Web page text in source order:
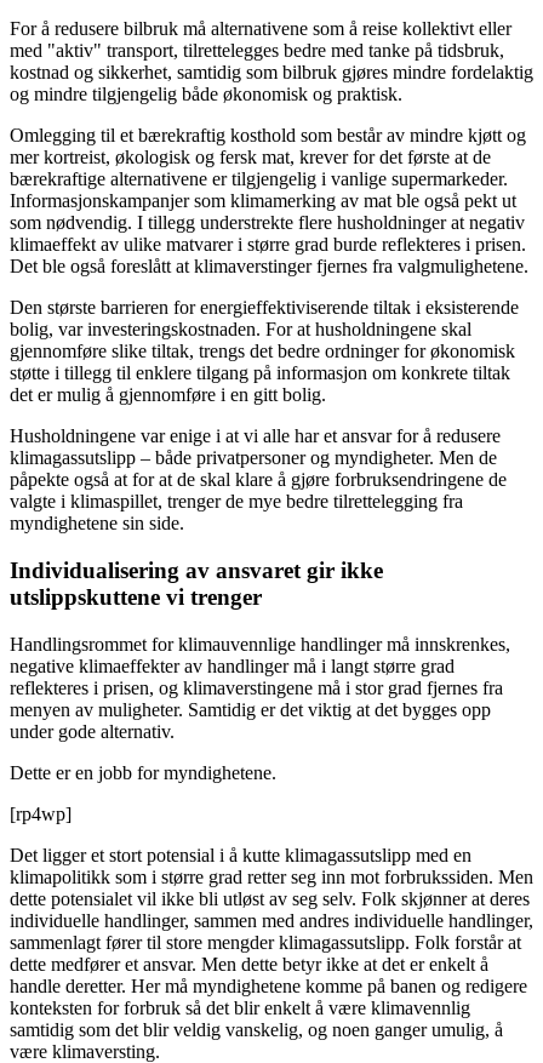
For å redusere bilbruk må alternativene som å reise kollektivt eller
med "aktiv" transport, tilrettelegges bedre med tanke på tidsbruk,
kostnad og sikkerhet, samtidig som bilbruk gjøres mindre fordelaktig
og mindre tilgjengelig både økonomisk og praktisk.
Omlegging til et bærekraftig kosthold som består av mindre kjøtt og
mer kortreist, økologisk og fersk mat, krever for det første at de
bærekraftige alternativene er tilgjengelig i vanlige supermarkeder.
Informasjonskampanjer som klimamerking av mat ble også pekt ut
som nødvendig. I tillegg understrekte flere husholdninger at negativ
klimaeffekt av ulike matvarer i større grad burde reflekteres i prisen.
Det ble også foreslått at klimaverstinger fjernes fra valgmulighetene.
Den største barrieren for energieffektiviserende tiltak i eksisterende
bolig, var investeringskostnaden. For at husholdningene skal
gjennomføre slike tiltak, trengs det bedre ordninger for økonomisk
støtte i tillegg til enklere tilgang på informasjon om konkrete tiltak
det er mulig å gjennomføre i en gitt bolig.
Husholdningene var enige i at vi alle har et ansvar for å redusere
klimagassutslipp – både privatpersoner og myndigheter. Men de
påpekte også at for at de skal klare å gjøre forbruksendringene de
valgte i klimaspillet, trenger de mye bedre tilrettelegging fra
myndighetene sin side.
Individualisering av ansvaret gir ikke
utslippskuttene vi trenger
Handlingsrommet for klimauvennlige handlinger må innskrenkes,
negative klimaeffekter av handlinger må i langt større grad
reflekteres i prisen, og klimaverstingene må i stor grad fjernes fra
menyen av muligheter. Samtidig er det viktig at det bygges opp
under gode alternativ.
Dette er en jobb for myndighetene.
[rp4wp]
Det ligger et stort potensial i å kutte klimagassutslipp med en
klimapolitikk som i større grad retter seg inn mot forbrukssiden. Men
dette potensialet vil ikke bli utløst av seg selv. Folk skjønner at deres
individuelle handlinger, sammen med andres individuelle handlinger,
sammenlagt fører til store mengder klimagassutslipp. Folk forstår at
dette medfører et ansvar. Men dette betyr ikke at det er enkelt å
handle deretter. Her må myndighetene komme på banen og redigere
konteksten for forbruk så det blir enkelt å være klimavennlig
samtidig som det blir veldig vanskelig, og noen ganger umulig, å
være klimaversting.